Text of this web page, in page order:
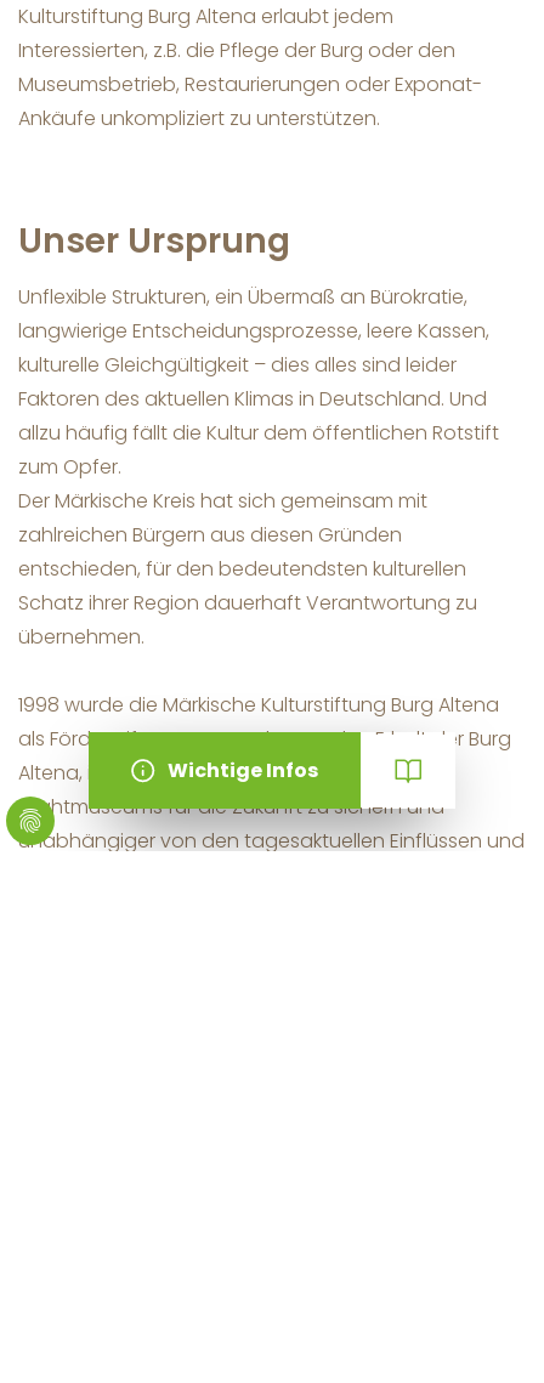
Kulturstiftung Burg Altena erlaubt jedem
Interessierten, z.B. die Pflege der Burg oder den
Museumsbetrieb, Restaurierungen oder Exponat-
Ankäufe unkompliziert zu unterstützen.
Unser Ursprung
Unflexible Strukturen, ein Übermaß an Bürokratie,
langwierige Entscheidungsprozesse, leere Kassen,
kulturelle Gleichgültigkeit – dies alles sind leider
Faktoren des aktuellen Klimas in Deutschland. Und
allzu häufig fällt die Kultur dem öffentlichen Rotstift
zum Opfer.
Der Märkische Kreis hat sich gemeinsam mit
zahlreichen Bürgern aus diesen Gründen
entschieden, für den bedeutendsten kulturellen
Schatz ihrer Region dauerhaft Verantwortung zu
übernehmen.
1998 wurde die Märkische Kulturstiftung Burg Altena
als Förderstiftung gegründet, um den Erhalt der Burg
Altena, ihrer Museen sowie des Deutschen
Drahtmuseums für die Zukunft zu sichern und
unabhängiger von den tagesaktuellen Einflüssen und